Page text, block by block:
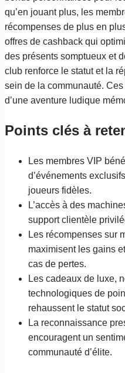
qu’en jouant plus, les
récompenses de plus en
offres de cashback qui
des présents somptueux et
club renforce le statut et la
sein de la communauté.
d’une aventure ludique
Points clés à
Les membres VIP
d’événements
joueurs fidèles.
L’accès à des
support clientèle
Les récompenses sur
maximisent les gains
cas de pertes.
Les cadeaux de luxe,
technologiques de
rehaussent le statut
La reconnaissance
encouragent un
communauté d’élite.